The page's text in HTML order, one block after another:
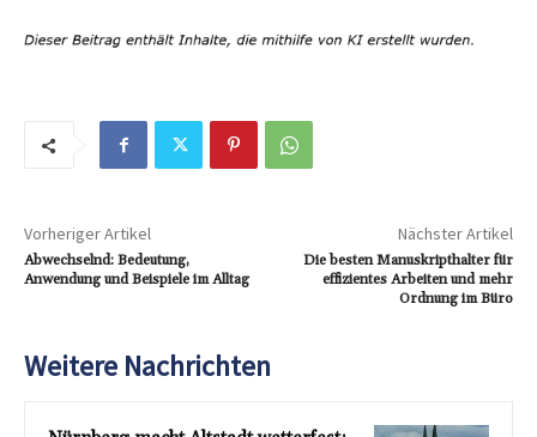
Vorheriger Artikel
Abwechselnd: Bedeutung,
Anwendung und Beispiele im Alltag
Nächster Artikel
Die besten Manuskripthalter für
effizientes Arbeiten und mehr
Ordnung im Büro
Weitere Nachrichten